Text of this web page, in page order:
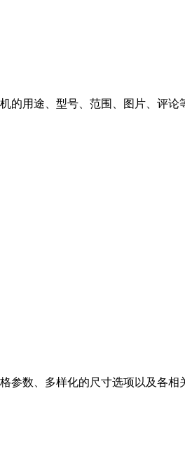
用途、型号、范围、图片、评
数、多样化的尺寸选项以及各